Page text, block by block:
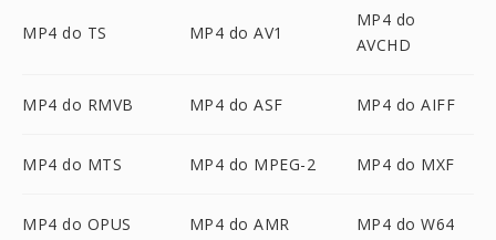
MP4 do TS MP4 do AV1
MP4 do
AVCHD
MP4 do RMVB MP4 do ASF MP4 do AIFF
MP4 do MTS MP4 do MPEG-2 MP4 do MXF
MP4 do OPUS MP4 do AMR MP4 do W64